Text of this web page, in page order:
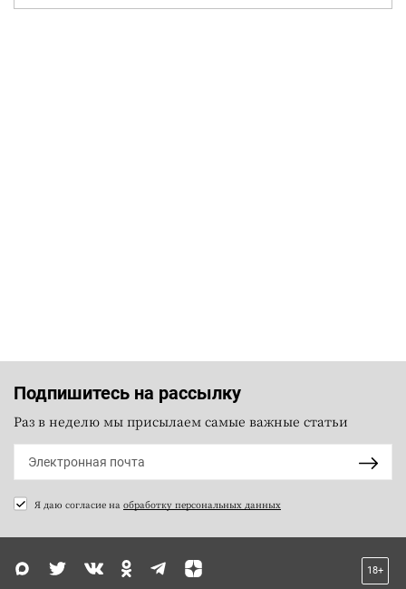
Подпишитесь на рассылку
Раз в неделю мы присылаем самые важные статьи
Я даю согласие на обработку персональных данных
18+